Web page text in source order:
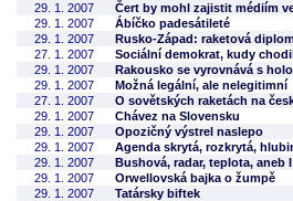
29. 1. 2007
Čert by mohl zajistit médiím
29. 1. 2007
Ábíčko padesátileté
29. 1. 2007
Rusko-Západ: raketová
27. 1. 2007
Sociální demokrat, kudy
29. 1. 2007
Rakousko se vyrovnává s
29. 1. 2007
Možná legální, ale nelegitimní
27. 1. 2007
O sovětských raketách na
29. 1. 2007
Chávez na Slovensku
29. 1. 2007
Opozičný výstrel naslepo
29. 1. 2007
Agenda skrytá, rozkrytá,
29. 1. 2007
Bushová, radar, teplota, aneb
29. 1. 2007
Orwellovská bajka o žumpě
29. 1. 2007
Tatársky biftek